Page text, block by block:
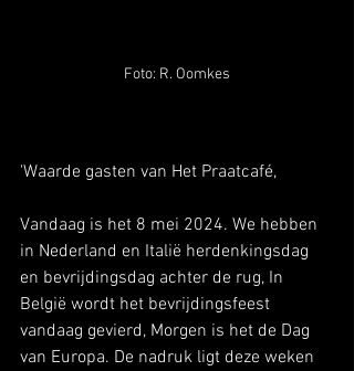
Foto: R. Oomkes
'Waarde gasten van Het Praatcafé,
Vandaag is het 8 mei 2024. We hebben
in Nederland en Italië herdenkingsdag
en bevrijdingsdag achter de rug, In
België wordt het bevrijdingsfeest
vandaag gevierd, Morgen is het de Dag
van Europa. De nadruk ligt deze weken